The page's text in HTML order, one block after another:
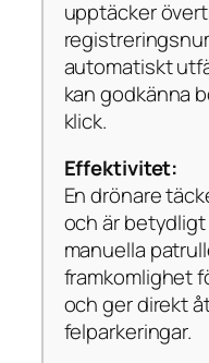
upptäcker
automatiskt
kan godkänna
klick.
Effektivitet:
En drönare
och är
manuella
framkomlighet
och ger direkt
felparkeringar.